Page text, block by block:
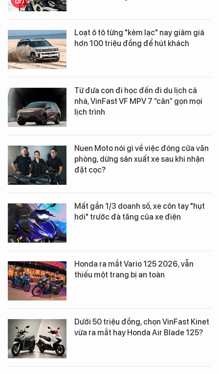
Loạt ô tô từng "kèm lạc" nay giảm giá
hơn 100 triệu đồng để hút khách
Từ đưa con đi học đến đi du lịch cả
nhà, VinFast VF MPV 7 “cân” gọn mọi
lịch trình
Nuen Moto nói gì về việc đóng cửa văn
phòng, dừng sản xuất xe sau khi nhận
đặt cọc?
Mất gần 1/3 doanh số, xe côn tay "hụt
hơi" trước đà tăng của xe điện
Honda ra mắt Vario 125 2026, vẫn
thiếu một trang bị an toàn
Dưới 50 triệu đồng, chọn VinFast Kinet
vừa ra mắt hay Honda Air Blade 125?